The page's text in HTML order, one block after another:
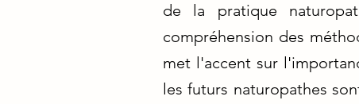
de la pratique
compréhension des
met l'accent sur
les futurs naturopathes